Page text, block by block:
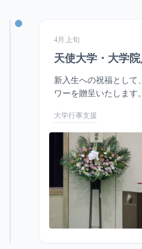
4月上旬
天使大学・大学
新入生への祝福として
ワーを贈呈いたします。
大学行事支援